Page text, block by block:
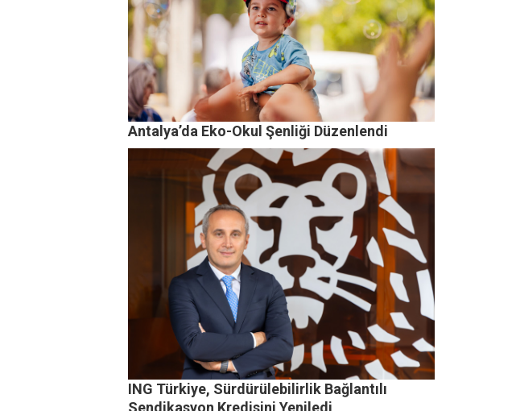
Antalya’da Eko-Okul Şenliği Düzenlendi
ING Türkiye, Sürdürülebilirlik Bağlantılı
Sendikasyon Kredisini Yeniledi